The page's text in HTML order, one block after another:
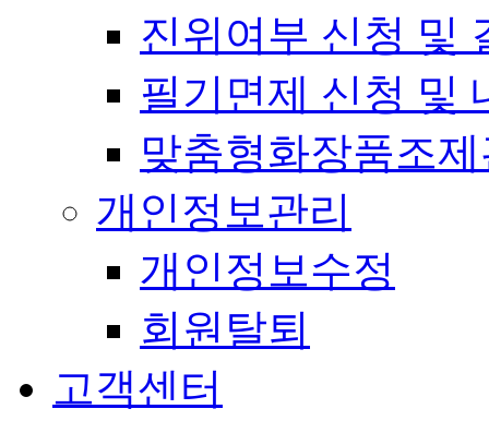
진위여부 신청 및
필기면제 신청 및
맞춤형화장품조
개인정보관리
개인정보수정
회원탈퇴
고객센터